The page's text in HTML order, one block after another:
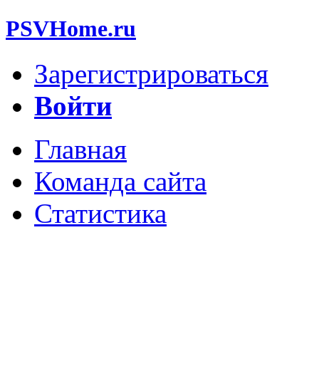
PSVHome.ru
Зарегистрироваться
Войти
Главная
Команда сайта
Статистика